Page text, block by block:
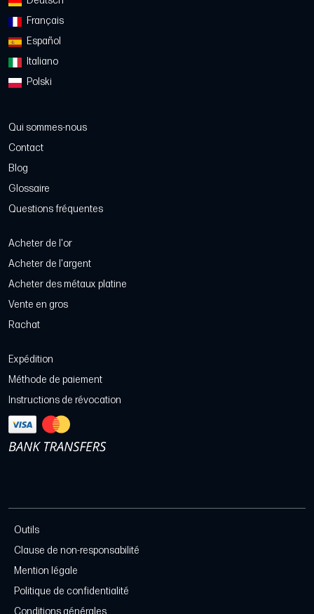
Français
Español
Italiano
Polski
Qui sommes-nous
Contact
Blog
Glossaire
Questions fréquentes
Acheter de l'or
Acheter de l'argent
Acheter des métaux platine
Vente en gros
Rachat
Expédition
Méthode de paiement
Instructions de révocation
Outils
Clause de non-responsabilité
Mention légale
Politique de confidentialité